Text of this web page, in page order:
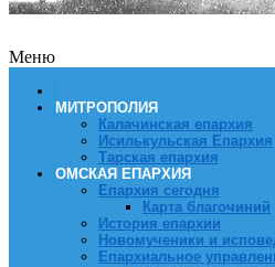
Меню
МИТРОПОЛИЯ
Калачинская епархия
Исилькульская Епархия
Тарская епархия
ОМСКАЯ ЕПАРХИЯ
Епархия сегодня
Карта благочиний
История епархии
Новомученики и
Епархиальное